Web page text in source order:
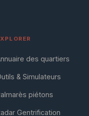
des quartiers
& Simulateurs
piétons
Gentrification